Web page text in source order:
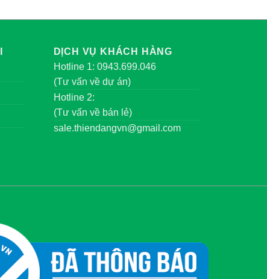
DỊCH VỤ KHÁCH HÀNG
Hotline 1: 0943.699.046
(Tư vấn về dự án)
Hotline 2:
(Tư vấn về bán lẻ)
sale.thiendangvn@gmail.com